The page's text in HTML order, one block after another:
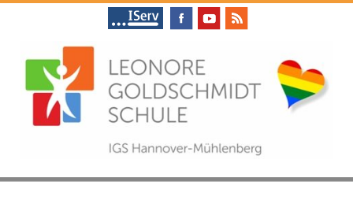
L